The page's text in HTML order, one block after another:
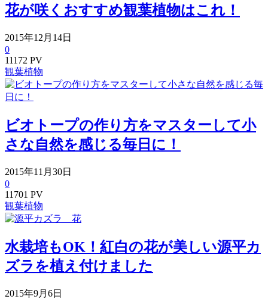
花が咲くおすすめ観葉植物はこれ！
2015年12月14日
0
11172 PV
観葉植物
ビオトープの作り方をマスターして小
さな自然を感じる毎日に！
2015年11月30日
0
11701 PV
観葉植物
水栽培もOK！紅白の花が美しい源平カ
ズラを植え付けました
2015年9月6日